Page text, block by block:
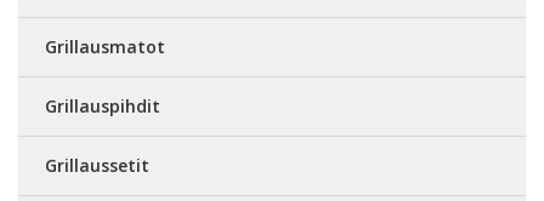
Grillausmatot
Grillauspihdit
Grillaussetit